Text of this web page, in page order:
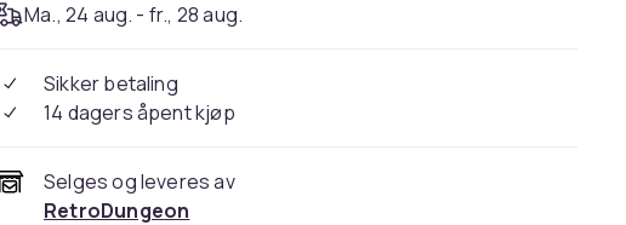
Ma., 24 aug. - fr., 28 aug.
Sikker betaling
14 dagers åpent kjøp
Selges og leveres av
RetroDungeon